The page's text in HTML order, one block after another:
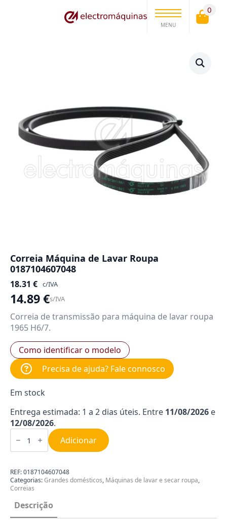
MENU
0
Correia Máquina de Lavar Roupa
0187104607048
18.31 € c/IVA
14.89€s/IVA
Correia de transmissão para máquina de lavar roupa
1965 H6/7.
Como identificar o modelo
Precisa de ajuda? Fale connosco
Em stock
Entrega estimada: 1 a 2 dias úteis. Entre 11/08/2026 e
12/08/2026.
Quantidade
de
Máquina
Lavar
Roupa
0187104607048
Adicionar
REF:0187104607048
Categorias:Grandes domésticos, Máquinas de lavar e secar roupa,
Correias
Descrição